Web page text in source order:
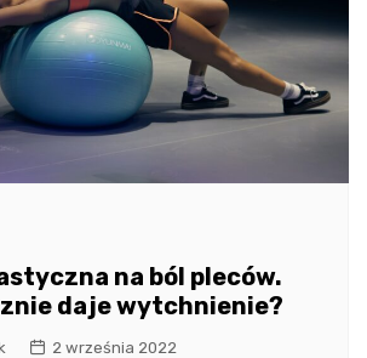
na ból pleców.
daje wytchnienie?
2 września 2022